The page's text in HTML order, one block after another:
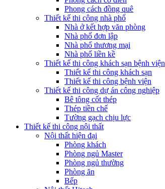
Phong cách đồng quê
Thiết kế thi công nhà phố
Nhà ở kết hợp văn phòng
Nhà phố đơn lập
Nhà phố thương mại
Nhà phố liền kề
Thiết kế thi công khách sạn bệnh viện
Thiết kế thi công khách sạn
Thiết kế thi công bệnh viện
Thiết kế thi công dự án công nghiệp
Bê tông cốt thép
Thép tiền chế
Tường gạch chịu lực
Thiết kế thi công nội thất
Nội thất hiện đại
Phòng khách
Phòng ngủ Master
Phòng ngủ thường
Phòng ăn
Bếp